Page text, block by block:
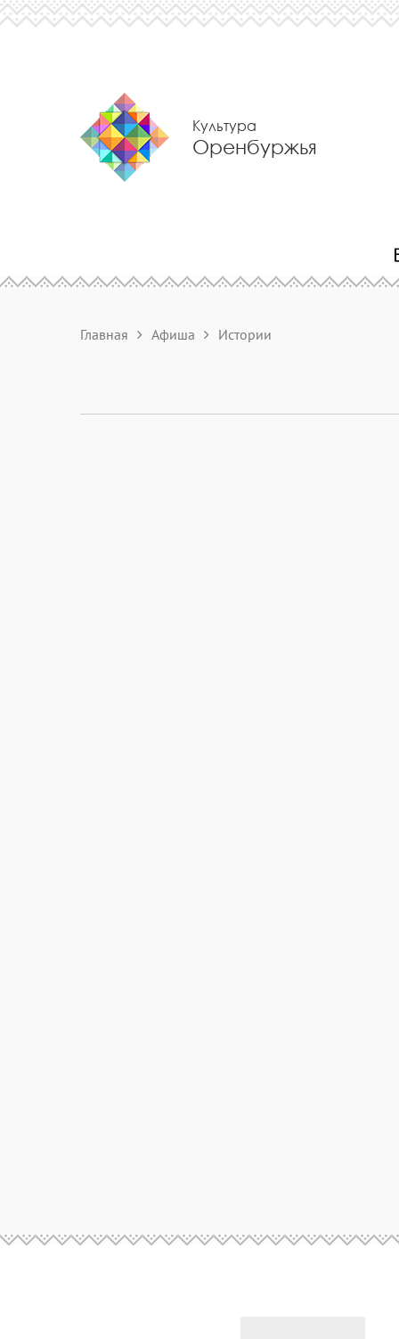
Культура
Оренбуржья
Главная Афиша Истории